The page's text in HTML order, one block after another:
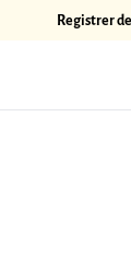
Registrer